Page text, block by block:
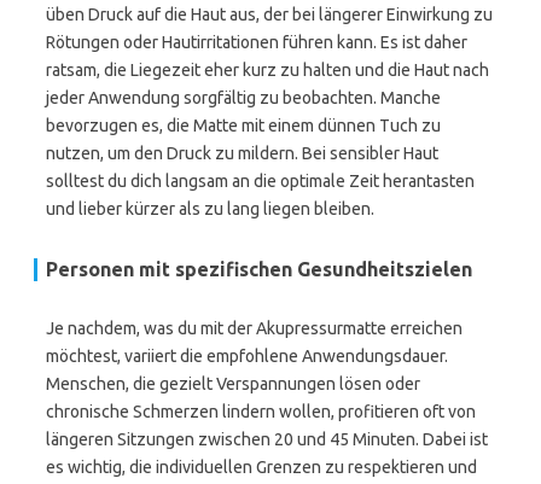
üben Druck auf die Haut aus, der bei längerer Einwirkung zu
Rötungen oder Hautirritationen führen kann. Es ist daher
ratsam, die Liegezeit eher kurz zu halten und die Haut nach
jeder Anwendung sorgfältig zu beobachten. Manche
bevorzugen es, die Matte mit einem dünnen Tuch zu
nutzen, um den Druck zu mildern. Bei sensibler Haut
solltest du dich langsam an die optimale Zeit herantasten
und lieber kürzer als zu lang liegen bleiben.
Personen mit spezifischen Gesundheitszielen
Je nachdem, was du mit der Akupressurmatte erreichen
möchtest, variiert die empfohlene Anwendungsdauer.
Menschen, die gezielt Verspannungen lösen oder
chronische Schmerzen lindern wollen, profitieren oft von
längeren Sitzungen zwischen 20 und 45 Minuten. Dabei ist
es wichtig, die individuellen Grenzen zu respektieren und